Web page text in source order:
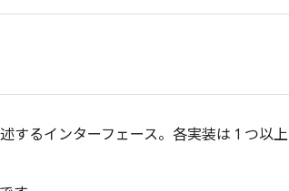
するインターフェース。各実装は 1 つ以